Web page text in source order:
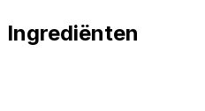
Ingrediënten